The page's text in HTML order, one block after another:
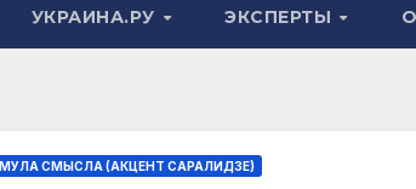
УКРАИНА.РУ ЭКСПЕРТЫ
СМЫСЛА (АКЦЕНТ САРАЛИДЗЕ)